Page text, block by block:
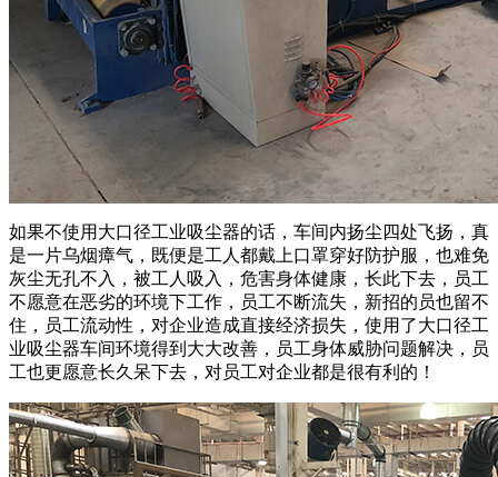
如果不使用大口径工业吸尘器的话，车间内扬尘四处飞扬，真
是一片乌烟瘴气，既便是工人都戴上口罩穿好防护服，也难免
灰尘无孔不入，被工人吸入，危害身体健康，长此下去，员工
不愿意在恶劣的环境下工作，员工不断流失，新招的员也留不
住，员工流动性，对企业造成直接经济损失，使用了大口径工
业吸尘器车间环境得到大大改善，员工身体威胁问题解决，员
工也更愿意长久呆下去，对员工对企业都是很有利的！